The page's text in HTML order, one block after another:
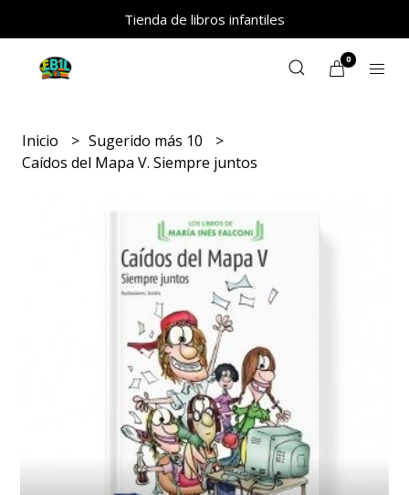
Tienda de libros infantiles
0
Inicio
Sugerido más 10
Caídos del Mapa V. Siempre juntos